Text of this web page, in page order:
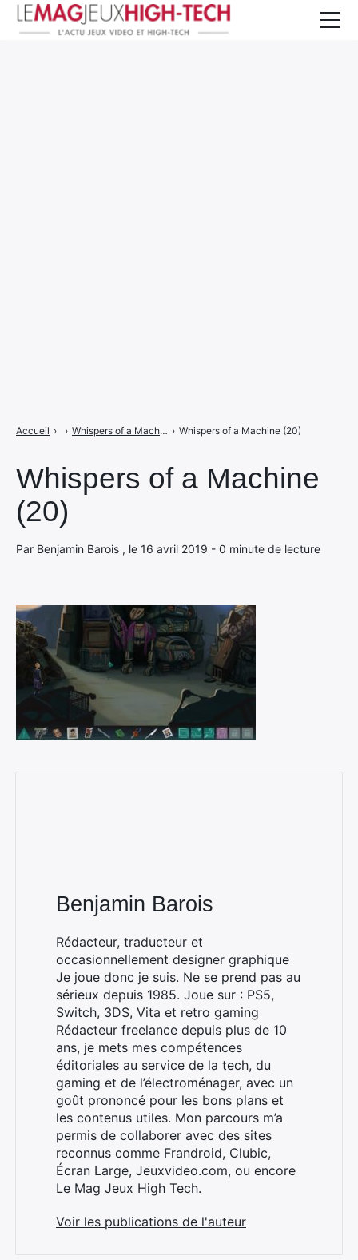
Whispers of a Machine
(20)
Par Benjamin Barois , le 16 avril 2019 - 0 minute de lecture
Accueil › › Whispers of a Machine (20) › Whispers of a Machine (20)
Benjamin Barois
Rédacteur, traducteur et
occasionnellement designer graphique
Je joue donc je suis. Ne se prend pas au
sérieux depuis 1985. Joue sur : PS5,
Switch, 3DS, Vita et retro gaming
Rédacteur freelance depuis plus de 10
ans, je mets mes compétences
éditoriales au service de la tech, du
gaming et de l’électroménager, avec un
goût prononcé pour les bons plans et
les contenus utiles. Mon parcours m’a
permis de collaborer avec des sites
reconnus comme Frandroid, Clubic,
Écran Large, Jeuxvideo.com, ou encore
Le Mag Jeux High Tech.
Voir les publications de l'auteur
Rechercher